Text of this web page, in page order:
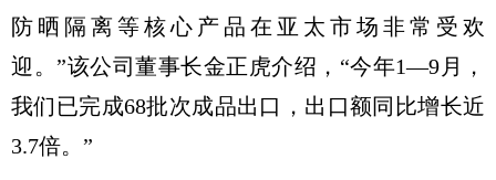
防晒隔离等核心产品在亚太市场非常受欢
迎。”该公司董事长金正虎介绍，“今年1—9月，
我们已完成68批次成品出口，出口额同比增长近
3.7倍。”